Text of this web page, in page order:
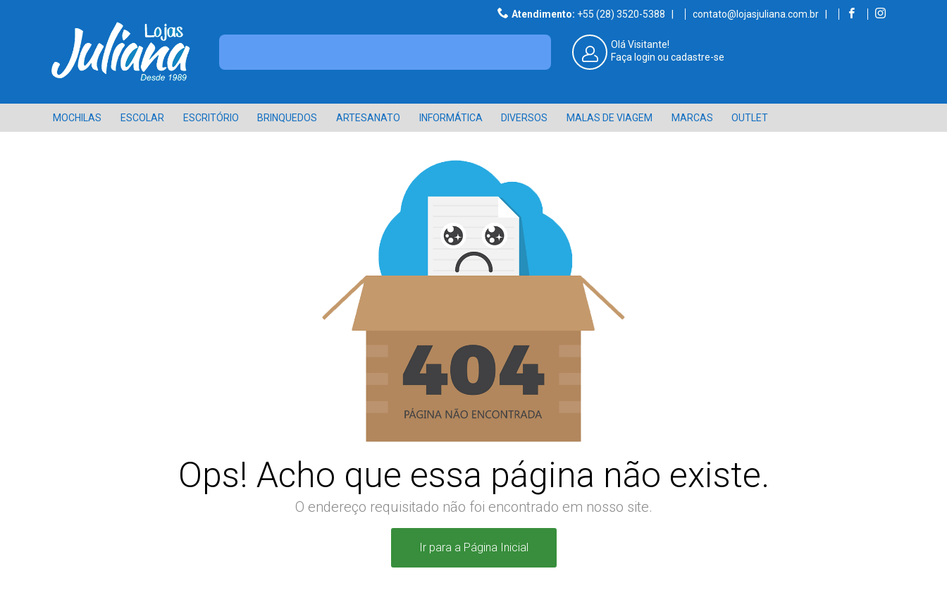
Atendimento: +55 (28) 3520-5388 | contato@lojasjuliana.com.br |
Olá Visitante!
Faça login ou cadastre-se
MOCHILAS ESCOLAR ESCRITÓRIO BRINQUEDOS ARTESANATO INFORMÁTICA DIVERSOS MALAS DE VIAGEM MARCAS OUTLET
Ops! Acho que essa página não existe.
O endereço requisitado não foi encontrado em nosso site.
Ir para a Página Inicial